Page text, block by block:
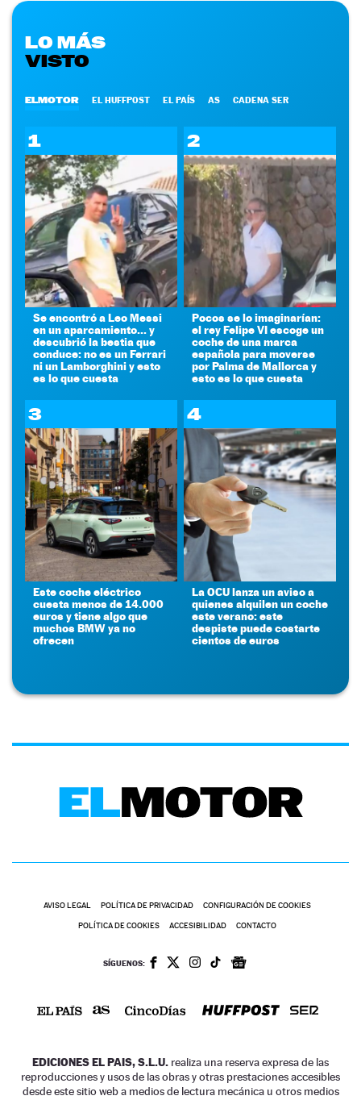
LO MÁS
VISTO
ELMOTOR EL HUFFPOST EL PAÍS AS CADENA SER
1
Se encontró a Leo Messi
en un aparcamiento... y
descubrió la bestia que
conduce: no es un Ferrari
ni un Lamborghini y esto
es lo que cuesta
2
Pocos se lo imaginarían:
el rey Felipe VI escoge un
coche de una marca
española para moverse
por Palma de Mallorca y
esto es lo que cuesta
3
Este coche eléctrico
cuesta menos de 14.000
euros y tiene algo que
muchos BMW ya no
ofrecen
4
La OCU lanza un aviso a
quienes alquilen un coche
este verano: este
despiste puede costarte
cientos de euros
AVISO LEGAL POLÍTICA DE PRIVACIDAD CONFIGURACIÓN DE COOKIES
POLÍTICA DE COOKIES ACCESIBILIDAD CONTACTO
SÍGUENOS:
EDICIONES EL PAIS, S.L.U. realiza una reserva expresa de las
reproducciones y usos de las obras y otras prestaciones accesibles
desde este sitio web a medios de lectura mecánica u otros medios